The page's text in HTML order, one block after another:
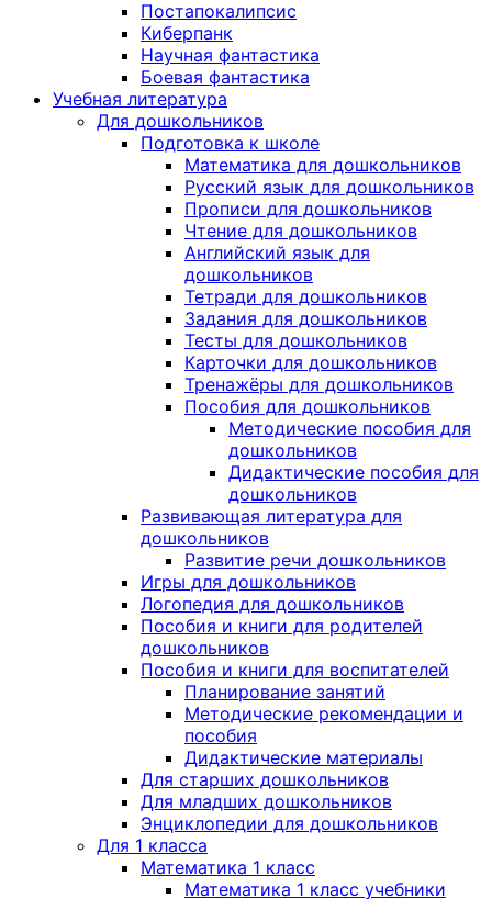
Постапокалипсис
Киберпанк
Научная фантастика
Боевая фантастика
Учебная литература
Для дошкольников
Подготовка к школе
Математика для дошкольников
Русский язык для дошкольников
Прописи для дошкольников
Чтение для дошкольников
Английский язык для
дошкольников
Тетради для дошкольников
Задания для дошкольников
Тесты для дошкольников
Карточки для дошкольников
Тренажёры для дошкольников
Пособия для дошкольников
Методические пособия для
дошкольников
Дидактические пособия для
дошкольников
Развивающая литература для
дошкольников
Развитие речи дошкольников
Игры для дошкольников
Логопедия для дошкольников
Пособия и книги для родителей
дошкольников
Пособия и книги для воспитателей
Планирование занятий
Методические рекомендации и
пособия
Дидактические материалы
Для старших дошкольников
Для младших дошкольников
Энциклопедии для дошкольников
Для 1 класса
Математика 1 класс
Математика 1 класс учебники